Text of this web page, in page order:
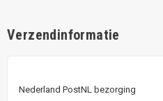
Verzendinformatie
Nederland PostNL bezorging